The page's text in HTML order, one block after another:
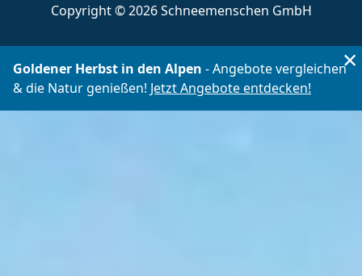
Copyright ©2026 Schneemenschen GmbH
Goldener Herbst in den Alpen - Angebote vergleichen
& die Natur genießen! Jetzt Angebote entdecken!
×